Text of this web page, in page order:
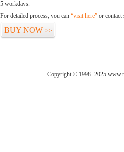
5 workdays.
For detailed process, you can “visit here” or contact
BUY NOW >>
Copyright © 1998 -2025